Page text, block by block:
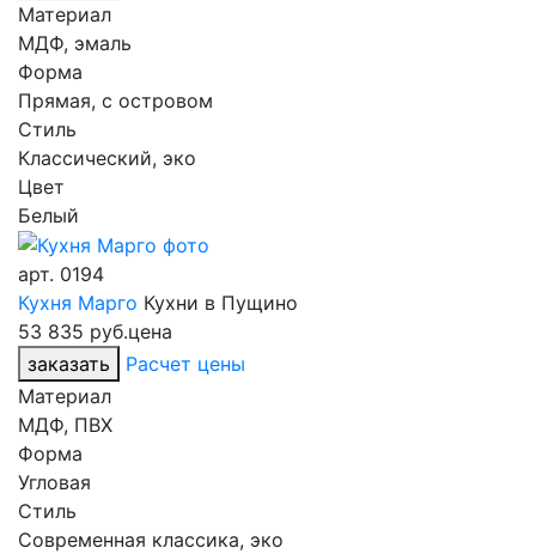
Материал
МДФ, эмаль
Форма
Прямая, с островом
Стиль
Классический, эко
Цвет
Белый
арт. 0194
Кухня Марго Кухни в Пущино
53 835 руб.цена
заказать
Расчет цены
Материал
МДФ, ПВХ
Форма
Угловая
Стиль
Современная классика, эко